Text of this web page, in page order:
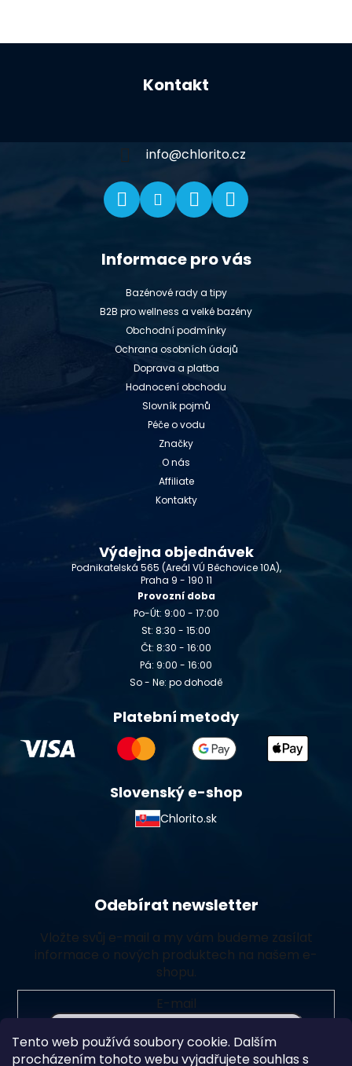
Tento web používá soubory cookie. Dalším
procházením tohoto webu vyjadřujete souhlas s
Z
Kontakt
info@chlorito.cz
Informace pro vás
Bazénové rady a tipy
B2B pro wellness a velké bazény
Obchodní podmínky
Ochrana osobních údajů
Doprava a platba
Hodnocení obchodu
Slovník pojmů
Péče o vodu
Značky
O nás
Affiliate
Kontakty
Výdejna objednávek
Podnikatelská 565 (Areál VÚ Běchovice 10A),
Praha 9 - 190 11
Provozní doba
Po-Út: 9:00 - 17:00
St: 8:30 - 15:00
Čt: 8:30 - 16:00
Pá: 9:00 - 16:00
So - Ne: po dohodě
Platební metody
Slovenský e-shop
Chlorito.sk
Odebírat newsletter
Vložte svůj e-mail a my vám budeme zasílat
informace o nových produktech na našem e-
shopu.
E-mail
Vložením e-mailu souhlasíte spodmínkami ochrany
osobních údajů